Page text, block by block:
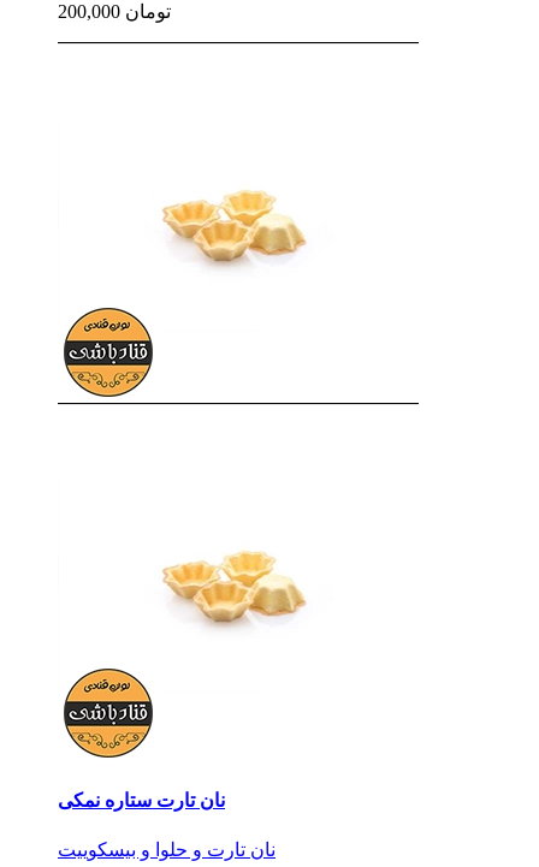
200,000 تومان
نان تارت ستاره نمکی
نان تارت و حلوا و بیسکوییت